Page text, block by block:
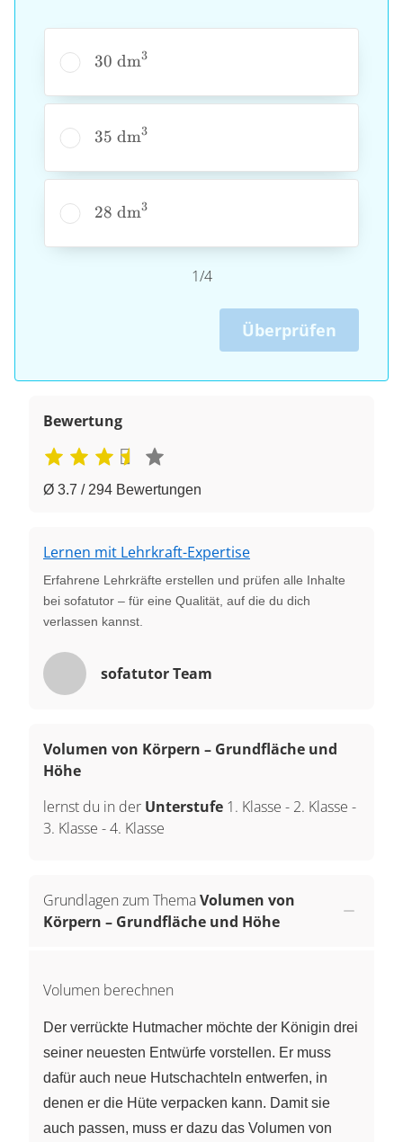
30~\text{dm}^3
30 dm3
35~\text{dm}^3
35 dm3
28~\text{dm}^3
28 dm3
1/4
Überprüfen
Bewertung
Ø 3.7 / 294 Bewertungen
Lernen mit Lehrkraft-Expertise
Erfahrene Lehrkräfte erstellen und prüfen alle Inhalte
bei sofatutor – für eine Qualität, auf die du dich
verlassen kannst.
sofatutor Team
Volumen von Körpern – Grundfläche und
Höhe
lernst du in der Unterstufe 1. Klasse - 2. Klasse -
3. Klasse -4. Klasse
Grundlagen zum ThemaVolumen von
Körpern – Grundfläche und Höhe
Volumen berechnen
Der verrückte Hutmacher möchte der Königin drei
seiner neuesten Entwürfe vorstellen. Er muss
dafür auch neue Hutschachteln entwerfen, in
denen er die Hüte verpacken kann. Damit sie
auch passen, muss er dazu das Volumen von